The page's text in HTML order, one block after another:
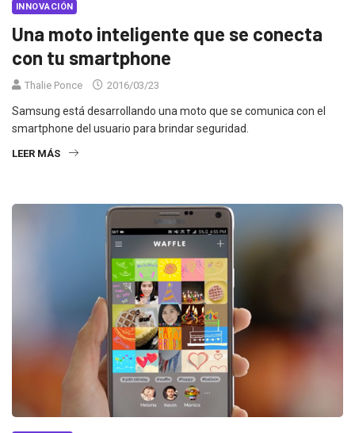
INNOVACIÓN
Una moto inteligente que se conecta
con tu smartphone
Thalie Ponce 2016/03/23
Samsung está desarrollando una moto que se comunica con el
smartphone del usuario para brindar seguridad.
LEER MÁS